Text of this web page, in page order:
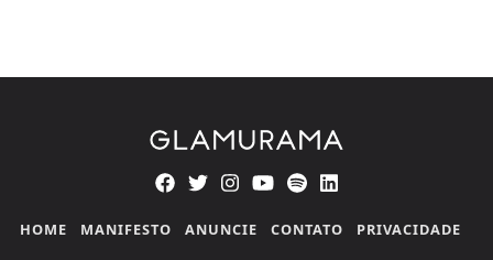
HOME MANIFESTO ANUNCIE CONTATO PRIVACIDADE